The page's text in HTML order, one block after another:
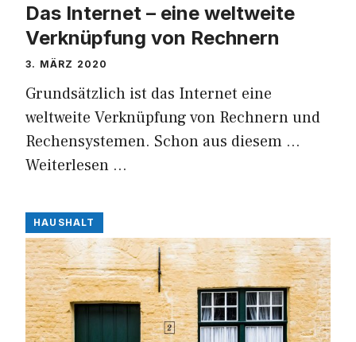
Das Internet – eine weltweite
Verknüpfung von Rechnern
3. MÄRZ 2020
Grundsätzlich ist das Internet eine
weltweite Verknüpfung von Rechnern und
Rechensystemen. Schon aus diesem …
Weiterlesen …
HAUSHALT